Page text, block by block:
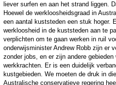
liever surfen en aan het strand liggen.
Hoewel de werkloosheidsgraad in
een aantal kuststeden een stuk hoger.
werkloosheid in de kuststeden aan te
verplichten om te gaan werken in ruil
onderwijsminister Andrew Robb zijn er
zonder jobs, en er zijn andere
werkkrachten. Er is een duidelijk
kustgebieden. We moeten de druk in
Australische conservatieve regering